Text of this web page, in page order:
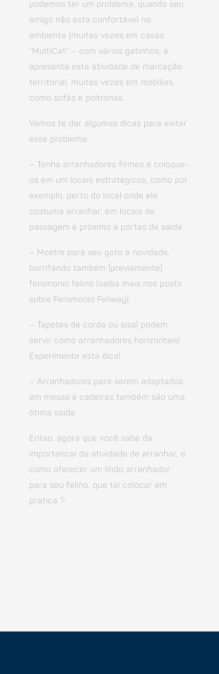
podemos ter um problema, quando seu
amigo não esta confortável no
ambiente (muitas vezes em casas
“MultiCat” – com vários gatinhos, e
apresenta esta atividade de marcação
territorial, muitas vezes em mobílias,
como sofás e poltronas.
Vamos te dar algumas dicas para evitar
esse problema:
– Tenha arranhadores firmes e coloque-
os em um locais estratégicos, como por
exemplo, perto do local onde ele
costuma arranhar, em locais de
passagem e próximo a portas de saída.
– Mostre para seu gato a novidade,
borrifando também (previamente)
feromonio felino (saiba mais nos posts
sobre Feromonio Feliway).
– Tapetes de corda ou sisal podem
servir como arranhadores horizontais!
Experimente esta dica!
– Arranhadores para serem adaptados
em mesas e cadeiras também são uma
ótima saída
Entao, agora que você sabe da
importancai da atividade de arranhar, e
como oferecer um lindo arranhador
para seu felino, que tal colocar em
pratica ?